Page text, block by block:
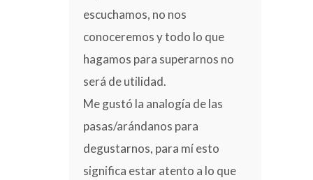
escuchamos, no nos
conoceremos y todo lo que
hagamos para superarnos no
será de utilidad.
Me gustó la analogía de las
pasas/arándanos para
degustarnos, para mí esto
significa estar atento a lo que